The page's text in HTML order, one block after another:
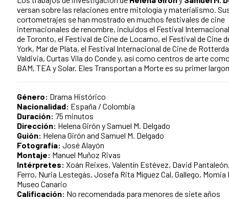
versan sobre las relaciones entre mitología y materialismo.
cortometrajes se han mostrado en muchos festivales de cine
internacionales de renombre, incluidos el Festival
de Toronto, el Festival de Cine de Locarno, el Festival de Cine
York, Mar de Plata, el Festival Internacional de Cine de
Valdivia, Curtas Vila do Conde y, así como centros de arte
BAM, TEA y Solar. Eles Transportan a Morte es su primer
Género: Drama Histórico
Nacionalidad: España / Colombia
Duración: 75 minutos
Dirección: Helena Girón y Samuel M. Delgado
Guión: Helena Girón and Samuel M. Delgado
Fotografía: José Alayón
Montaje: Manuel Muñoz Rivas
Intérpretes: Xoán Reixes, Valentín Estévez, David
Ferro, Nuria Lestegás, Josefa Rita Míguez Cal, Gallego, Momia
Museo Canario
Calificación: No recomendada para menores de siete años